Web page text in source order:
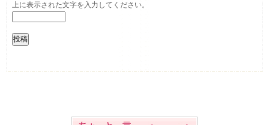
上に表示された文字を入力してください。